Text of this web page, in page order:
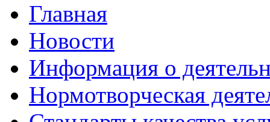
Главная
Новости
Информация о
Нормотворческая